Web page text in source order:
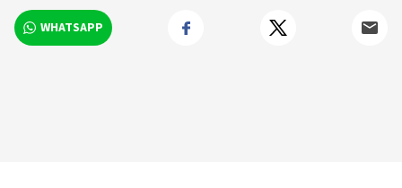
WHATSAPP